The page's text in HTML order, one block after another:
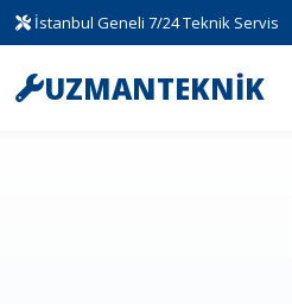
İstanbul Geneli 7/24 Teknik Servis
UZMANTEKNİK